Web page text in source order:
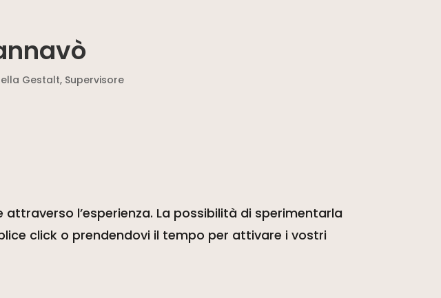
Gestalt, Supervisore
l’esperienza. La possibilità di sperimentarla
click o prendendovi il tempo per attivare i vostri